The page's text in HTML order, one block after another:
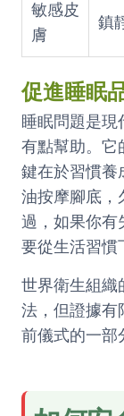
敏感皮
膚
鎮
促進睡眠
睡眠問題是
有點幫助。它
鍵在於習慣養
油按摩腳底，
過，如果你有
要從生活習慣
世界衛生組織
法，但證據有
前儀式的一部